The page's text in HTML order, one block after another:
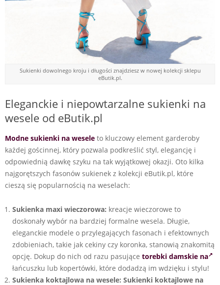
Sukienki dowolnego kroju i długości znajdziesz w nowej kolekcji sklepu
eButik.pl.
Eleganckie i niepowtarzalne sukienki na
wesele od eButik.pl
Modne sukienki na wesele to kluczowy element garderoby
każdej gościnnej, który pozwala podkreślić styl, elegancję i
odpowiednią dawkę szyku na tak wyjątkowej okazji. Oto kilka
najgorętszych fasonów sukienek z kolekcji eButik.pl, które
cieszą się popularnością na weselach:
Sukienka maxi wieczorowa: kreacje wieczorowe to
doskonały wybór na bardziej formalne wesela. Długie,
eleganckie modele o przylegających fasonach i efektownych
zdobieniach, takie jak cekiny czy koronka, stanowią znakomitą
opcję. Dokup do nich od razu pasujące torebki damskie na
łańcuszku lub kopertówki, które dodadzą im wdzięku i stylu!
Sukienka koktajlowa na wesele: Sukienki koktajlowe na